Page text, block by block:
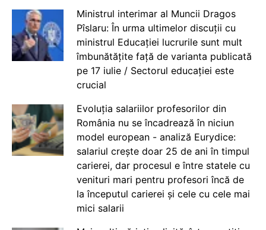
Ministrul interimar al Muncii Dragos
Pîslaru: În urma ultimelor discuții cu
ministrul Educației lucrurile sunt mult
îmbunătățite față de varianta publicată
pe 17 iulie / Sectorul educației este
crucial
Evoluția salariilor profesorilor din
România nu se încadrează în niciun
model european - analiză Eurydice:
salariul crește doar 25 de ani în timpul
carierei, dar procesul e între statele cu
venituri mari pentru profesori încă de
la începutul carierei și cele cu cele mai
mici salarii